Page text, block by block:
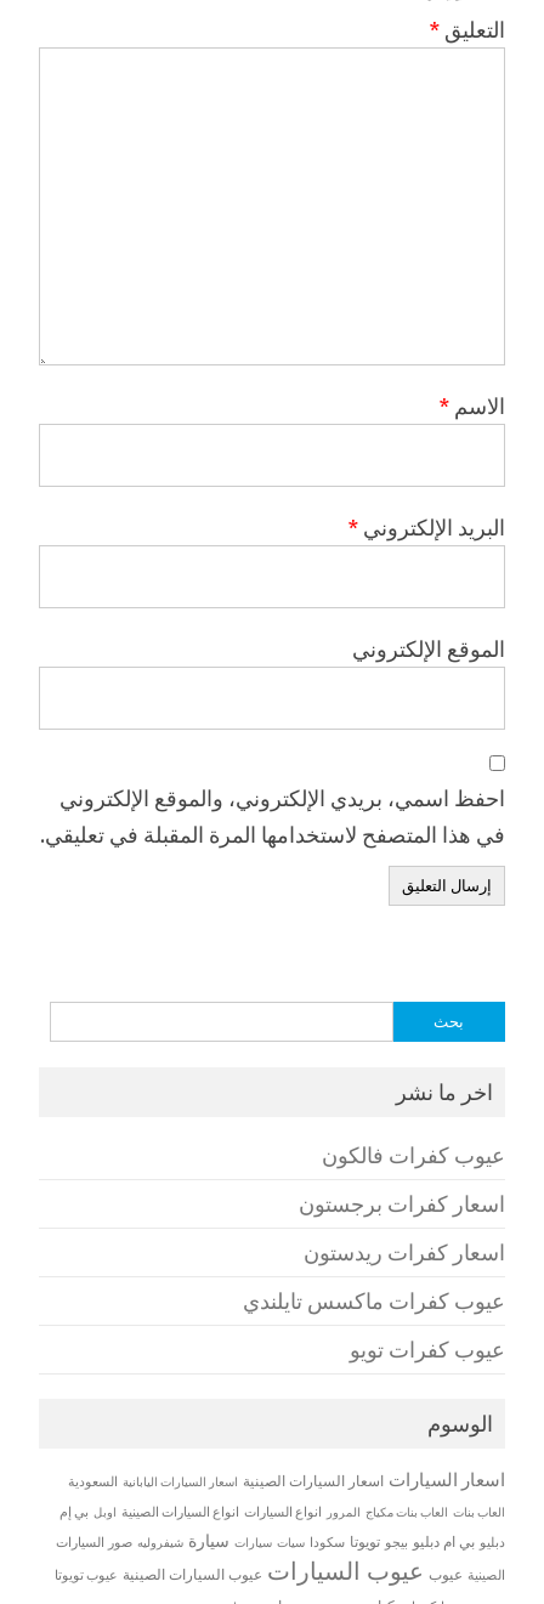
التعليق *
الاسم *
البريد الإلكتروني *
الموقع الإلكتروني
احفظ اسمي، بريدي الإلكتروني، والموقع الإلكتروني
في هذا المتصفح لاستخدامها المرة المقبلة في تعليقي.
اخر ما نشر
عيوب كفرات فالكون
اسعار كفرات برجستون
اسعار كفرات ريدستون
عيوب كفرات ماكسس تايلندي
عيوب كفرات تويو
الوسوم
اسعار السيارات اسعار السيارات الصينية اسعار السيارات اليابانية السعودية
العاب بنات العاب بنات مكياج المرور انواع السيارات انواع السيارات الصينية اوبل بي إم
دبليو بي ام دبليو بيجو تويوتا سكودا سيات سيارات سيارة شيفروليه صور السيارات
الصينية عيوب عيوب السيارات عيوب السيارات الصينية عيوب تويوتا